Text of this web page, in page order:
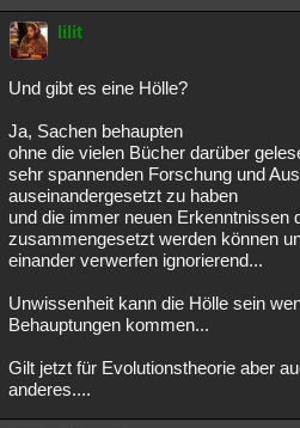
Astronomie
Musik Clash Verbesserungen
Besucht Teilgenommen Alle
Lesenswert Schlüsselwörter
lilit
Und gibt es eine Hölle?
Ja, Sachen behaupten
ohne die vielen Bücher darüber
sehr spannenden Forschung und
auseinandergesetzt zu haben
und die immer neuen Erkenntnissen
zusammengesetzt werden können
einander verwerfen ignorierend...
Unwissenheit kann die Hölle sein
Behauptungen kommen...
Gilt jetzt für Evolutionstheorie aber
anderes....